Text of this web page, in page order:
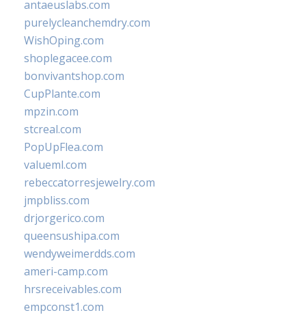
antaeuslabs.com
purelycleanchemdry.com
WishOping.com
shoplegacee.com
bonvivantshop.com
CupPlante.com
mpzin.com
stcreal.com
PopUpFlea.com
valueml.com
rebeccatorresjewelry.com
jmpbliss.com
drjorgerico.com
queensushipa.com
wendyweimerdds.com
ameri-camp.com
hrsreceivables.com
empconst1.com